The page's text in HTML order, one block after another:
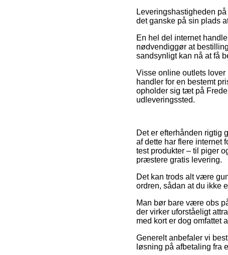
Leveringshastigheden
det ganske på sin plads
En hel del internet
nødvendiggør at
sandsynligt kan nå at få
Visse online outlets lover
handler for en bestemt
opholder sig tæt på
udleveringssted.
Det er efterhånden rigtig
af dette har flere internet
test produkter – til piger
præstere gratis levering.
Det kan trods alt være
ordren, sådan at du ikke
Man bør bare være obs
der virker uforståeligt
med kort er dog omfattet
Generelt anbefaler vi
løsning på afbetaling fra